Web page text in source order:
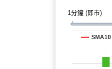
1分鐘 (即市)